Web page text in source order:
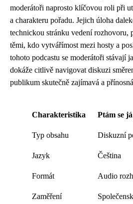
moderátoři naprosto klíčovou roli při
a charakteru pořadu. Jejich úloha
technickou stránku vedení rozhovoru,
těmi, kdo vytvářímost mezi hosty a
tohoto podcastu se moderátoři stávají
dokáže citlivě navigovat diskuzi
publikum skutečně zajímavá a
Charakteristika Ptám se
Typ obsahu Diskuzní
Jazyk Čeština
Formát Audio
Zaměření